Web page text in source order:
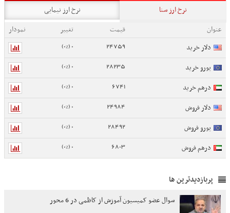
نرخ ارز سنا
نرخ ارز نیمایی
عنوان
قیمت تغییر
نمودار
دلار خرید
24759
0 (0%)
یورو خرید 28235
0 (0%)
درهم خرید 6741
0 (0%)
دلار فروش 24984
0 (0%)
یورو فروش 28492
0 (0%)
درهم فروش 6803
0 (0%)
پربازدیدترین ها
سوال عضو کمیسیون آموزش از کاظمی در 6 محور